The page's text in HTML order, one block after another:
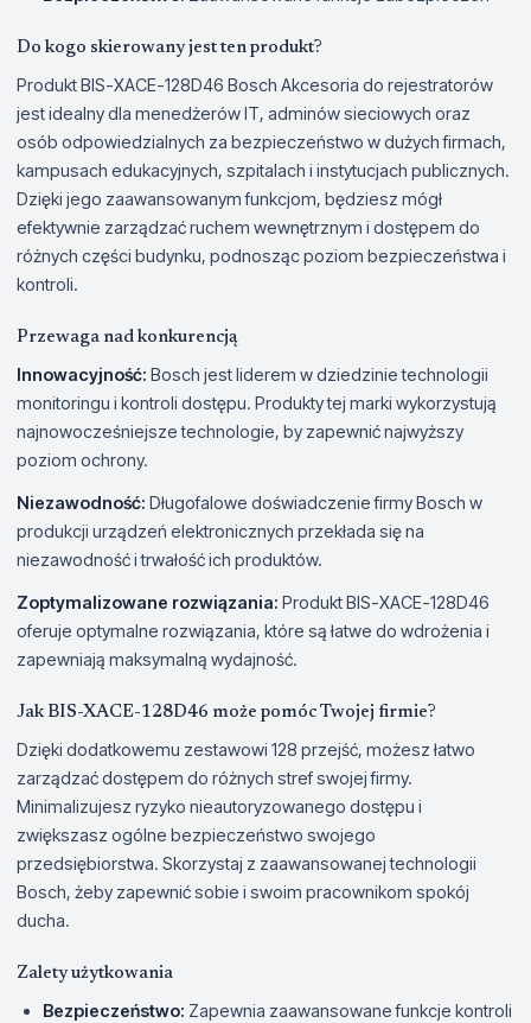
Do kogo skierowany jest ten produkt?
Produkt BIS-XACE-128D46 Bosch Akcesoria do rejestratorów
jest idealny dla menedżerów IT, adminów sieciowych oraz
osób odpowiedzialnych za bezpieczeństwo w dużych firmach,
kampusach edukacyjnych, szpitalach i instytucjach publicznych.
Dzięki jego zaawansowanym funkcjom, będziesz mógł
efektywnie zarządzać ruchem wewnętrznym i dostępem do
różnych części budynku, podnosząc poziom bezpieczeństwa i
kontroli.
Przewaga nad konkurencją
Innowacyjność: Bosch jest liderem w dziedzinie technologii
monitoringu i kontroli dostępu. Produkty tej marki wykorzystują
najnowocześniejsze technologie, by zapewnić najwyższy
poziom ochrony.
Niezawodność: Długofalowe doświadczenie firmy Bosch w
produkcji urządzeń elektronicznych przekłada się na
niezawodność i trwałość ich produktów.
Zoptymalizowane rozwiązania: Produkt BIS-XACE-128D46
oferuje optymalne rozwiązania, które są łatwe do wdrożenia i
zapewniają maksymalną wydajność.
Jak BIS-XACE-128D46 może pomóc Twojej firmie?
Dzięki dodatkowemu zestawowi 128 przejść, możesz łatwo
zarządzać dostępem do różnych stref swojej firmy.
Minimalizujesz ryzyko nieautoryzowanego dostępu i
zwiększasz ogólne bezpieczeństwo swojego
przedsiębiorstwa. Skorzystaj z zaawansowanej technologii
Bosch, żeby zapewnić sobie i swoim pracownikom spokój
ducha.
Zalety użytkowania
Bezpieczeństwo: Zapewnia zaawansowane funkcje kontroli